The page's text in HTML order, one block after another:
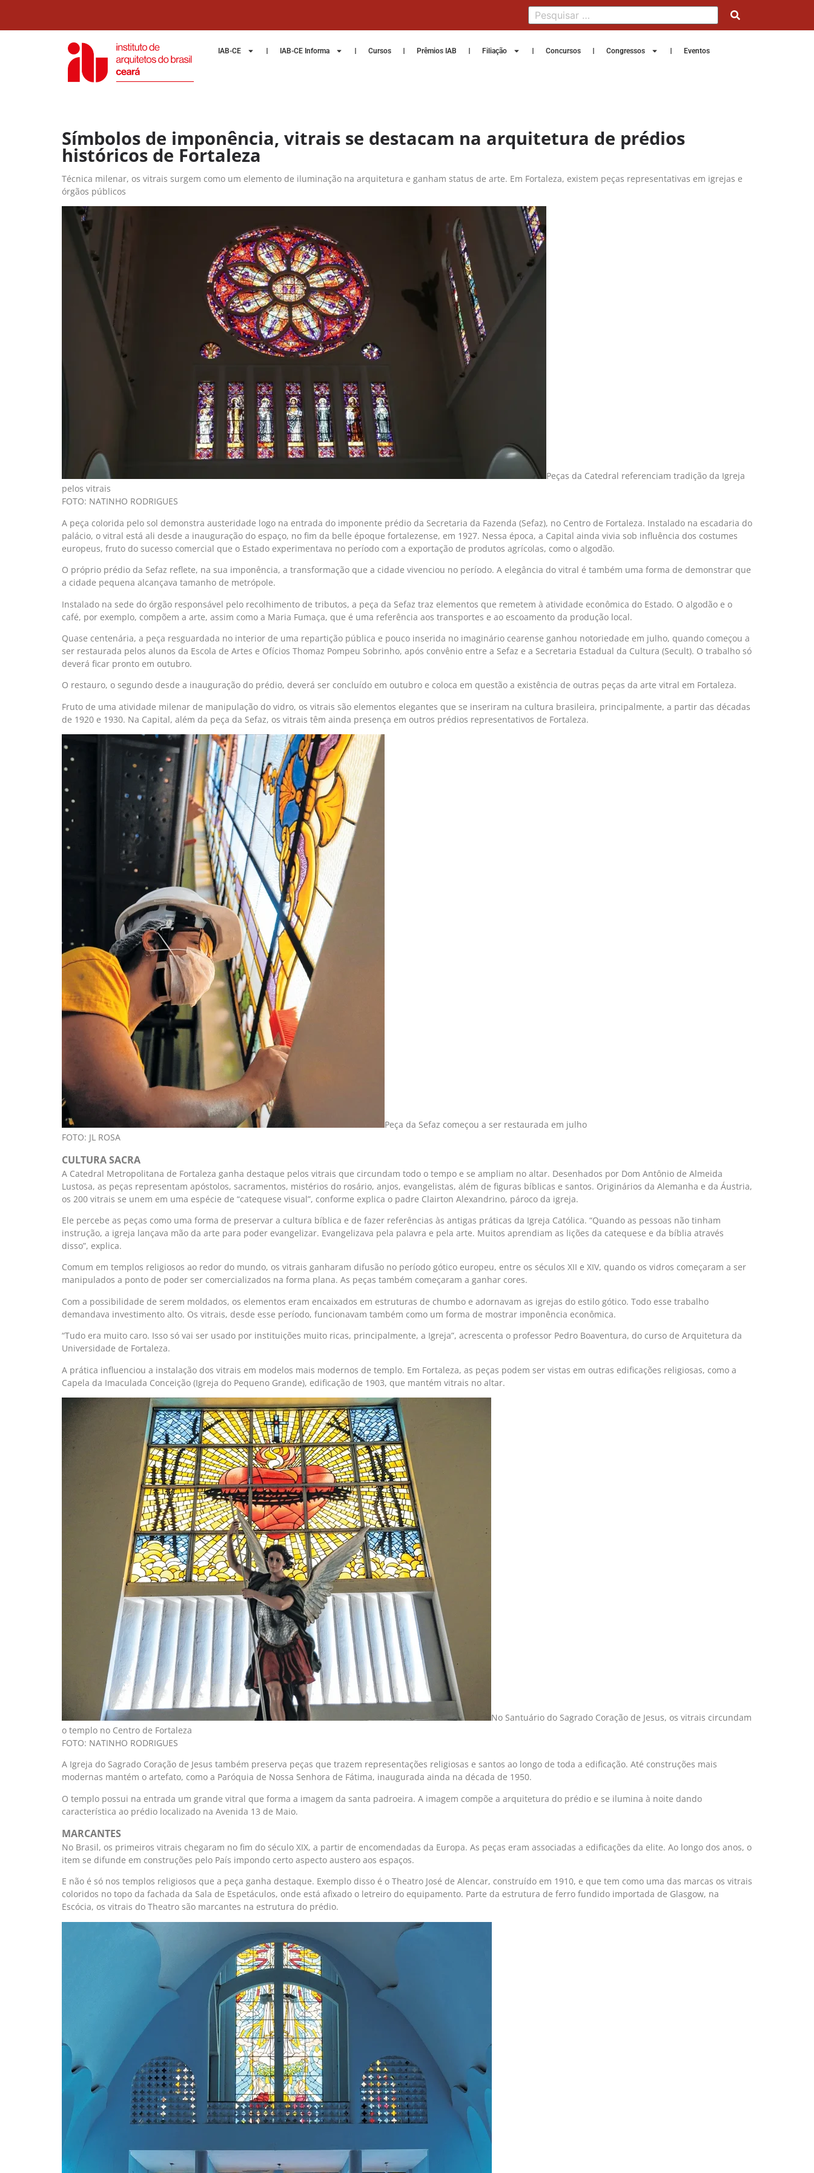
IAB-CE IAB-CE Informa Cursos Prêmios IAB Filiação Concursos Congressos Eventos
Símbolos de imponência, vitrais se destacam na arquitetura de prédios
históricos de Fortaleza
Técnica milenar, os vitrais surgem como um elemento de iluminação na arquitetura e ganham status de arte. Em Fortaleza, existem peças representativas em igrejas e
órgãos públicos
Peças da Catedral referenciam tradição da Igreja
pelos vitrais
FOTO: NATINHO RODRIGUES
A peça colorida pelo sol demonstra austeridade logo na entrada do imponente prédio da Secretaria da Fazenda (Sefaz), no Centro de Fortaleza. Instalado na escadaria do
palácio, o vitral está ali desde a inauguração do espaço, no fim da belle époque fortalezense, em 1927. Nessa época, a Capital ainda vivia sob influência dos costumes
europeus, fruto do sucesso comercial que o Estado experimentava no período com a exportação de produtos agrícolas, como o algodão.
O próprio prédio da Sefaz reflete, na sua imponência, a transformação que a cidade vivenciou no período. A elegância do vitral é também uma forma de demonstrar que
a cidade pequena alcançava tamanho de metrópole.
Instalado na sede do órgão responsável pelo recolhimento de tributos, a peça da Sefaz traz elementos que remetem à atividade econômica do Estado. O algodão e o
café, por exemplo, compõem a arte, assim como a Maria Fumaça, que é uma referência aos transportes e ao escoamento da produção local.
Quase centenária, a peça resguardada no interior de uma repartição pública e pouco inserida no imaginário cearense ganhou notoriedade em julho, quando começou a
ser restaurada pelos alunos da Escola de Artes e Ofícios Thomaz Pompeu Sobrinho, após convênio entre a Sefaz e a Secretaria Estadual da Cultura (Secult). O trabalho só
deverá ficar pronto em outubro.
O restauro, o segundo desde a inauguração do prédio, deverá ser concluído em outubro e coloca em questão a existência de outras peças da arte vitral em Fortaleza.
Fruto de uma atividade milenar de manipulação do vidro, os vitrais são elementos elegantes que se inseriram na cultura brasileira, principalmente, a partir das décadas
de 1920 e 1930. Na Capital, além da peça da Sefaz, os vitrais têm ainda presença em outros prédios representativos de Fortaleza.
Peça da Sefaz começou a ser restaurada em julho
FOTO: JL ROSA
CULTURA SACRA
A Catedral Metropolitana de Fortaleza ganha destaque pelos vitrais que circundam todo o tempo e se ampliam no altar. Desenhados por Dom Antônio de Almeida
Lustosa, as peças representam apóstolos, sacramentos, mistérios do rosário, anjos, evangelistas, além de figuras bíblicas e santos. Originários da Alemanha e da Áustria,
os 200 vitrais se unem em uma espécie de “catequese visual”, conforme explica o padre Clairton Alexandrino, pároco da igreja.
Ele percebe as peças como uma forma de preservar a cultura bíblica e de fazer referências às antigas práticas da Igreja Católica. “Quando as pessoas não tinham
instrução, a igreja lançava mão da arte para poder evangelizar. Evangelizava pela palavra e pela arte. Muitos aprendiam as lições da catequese e da bíblia através
disso”, explica.
Comum em templos religiosos ao redor do mundo, os vitrais ganharam difusão no período gótico europeu, entre os séculos XII e XIV, quando os vidros começaram a ser
manipulados a ponto de poder ser comercializados na forma plana. As peças também começaram a ganhar cores.
Com a possibilidade de serem moldados, os elementos eram encaixados em estruturas de chumbo e adornavam as igrejas do estilo gótico. Todo esse trabalho
demandava investimento alto. Os vitrais, desde esse período, funcionavam também como um forma de mostrar imponência econômica.
“Tudo era muito caro. Isso só vai ser usado por instituições muito ricas, principalmente, a Igreja”, acrescenta o professor Pedro Boaventura, do curso de Arquitetura da
Universidade de Fortaleza.
A prática influenciou a instalação dos vitrais em modelos mais modernos de templo. Em Fortaleza, as peças podem ser vistas em outras edificações religiosas, como a
Capela da Imaculada Conceição (Igreja do Pequeno Grande), edificação de 1903, que mantém vitrais no altar.
No Santuário do Sagrado Coração de Jesus, os vitrais circundam
o templo no Centro de Fortaleza
FOTO: NATINHO RODRIGUES
A Igreja do Sagrado Coração de Jesus também preserva peças que trazem representações religiosas e santos ao longo de toda a edificação. Até construções mais
modernas mantém o artefato, como a Paróquia de Nossa Senhora de Fátima, inaugurada ainda na década de 1950.
O templo possui na entrada um grande vitral que forma a imagem da santa padroeira. A imagem compõe a arquitetura do prédio e se ilumina à noite dando
característica ao prédio localizado na Avenida 13 de Maio.
MARCANTES
No Brasil, os primeiros vitrais chegaram no fim do século XIX, a partir de encomendadas da Europa. As peças eram associadas a edificações da elite. Ao longo dos anos, o
item se difunde em construções pelo País impondo certo aspecto austero aos espaços.
E não é só nos templos religiosos que a peça ganha destaque. Exemplo disso é o Theatro José de Alencar, construído em 1910, e que tem como uma das marcas os vitrais
coloridos no topo da fachada da Sala de Espetáculos, onde está afixado o letreiro do equipamento. Parte da estrutura de ferro fundido importada de Glasgow, na
Escócia, os vitrais do Theatro são marcantes na estrutura do prédio.